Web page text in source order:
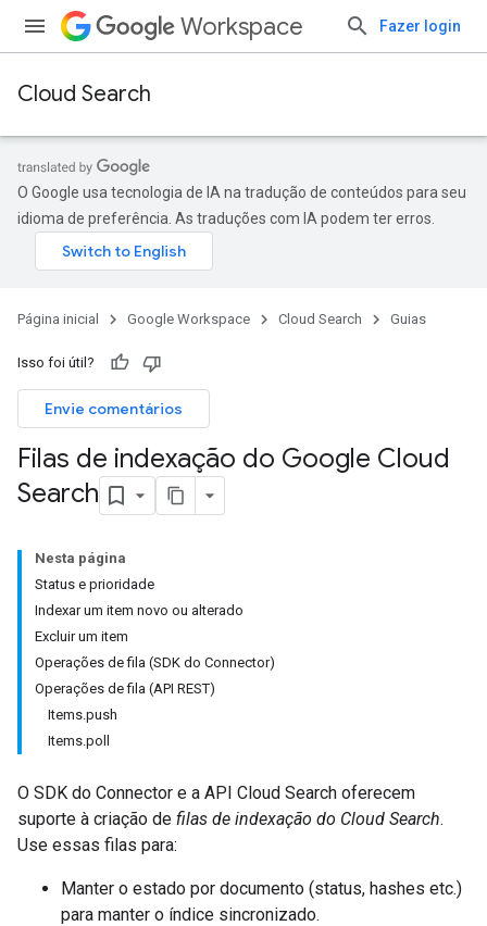
Workspace Fazer login
Cloud Search
O Google usa tecnologia de IA na tradução de conteúdos para seu
idioma de preferência. As traduções com IA podem ter erros.
Página inicial Google Workspace Cloud Search Guias
Isso foi útil?
Envie comentários
Filas de indexação do Google Cloud
Search
Nesta página
Status e prioridade
Indexar um item novo ou alterado
Excluir um item
Operações de fila (SDK do Connector)
Operações de fila (API REST)
Items.push
Items.poll
O SDK do Connector e a API Cloud Search oferecem
suporte à criação de filas de indexação do Cloud Search.
Use essas filas para:
Manter o estado por documento (status, hashes etc.)
para manter o índice sincronizado.